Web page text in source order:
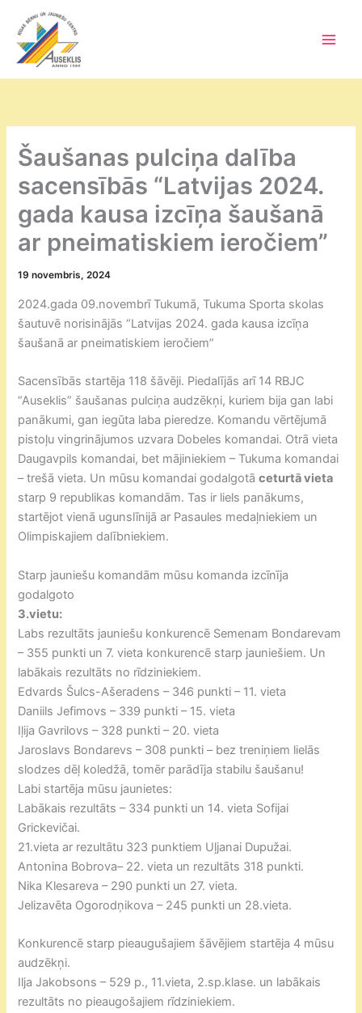
content
Šaušanas pulciņa dalība
sacensībās “Latvijas 2024.
gada kausa izcīņa šaušanā
ar pneimatiskiem ieročiem”
19 novembris, 2024
2024.gada 09.novembrī Tukumā, Tukuma Sporta skolas
šautuvē norisinājās “Latvijas 2024. gada kausa izcīņa
šaušanā ar pneimatiskiem ieročiem”
Sacensībās startēja 118 šāvēji. Piedalījās arī 14 RBJC
“Auseklis” šaušanas pulciņa audzēkņi, kuriem bija gan labi
panākumi, gan iegūta laba pieredze. Komandu vērtējumā
pistoļu vingrinājumos uzvara Dobeles komandai. Otrā vieta
Daugavpils komandai, bet mājiniekiem – Tukuma komandai
– trešā vieta. Un mūsu komandai godalgotāceturtā vieta
starp 9 republikas komandām. Tas ir liels panākums,
startējot vienā ugunslīnijā ar Pasaules medaļniekiem un
Olimpiskajiem dalībniekiem.
Starp jauniešu komandām mūsu komanda izcīnīja
godalgoto
3.vietu:
Labs rezultāts jauniešu konkurencē Semenam Bondarevam
– 355 punkti un 7. vieta konkurencē starp jauniešiem. Un
labākais rezultāts no rīdziniekiem.
Edvards Šulcs-Ašeradens – 346 punkti – 11. vieta
Daniils Jefimovs – 339 punkti – 15. vieta
Iļija Gavrilovs – 328 punkti – 20. vieta
Jaroslavs Bondarevs – 308 punkti – bez treniņiem lielās
slodzes dēļ koledžā, tomēr parādīja stabilu šaušanu!
Labi startēja mūsu jaunietes:
Labākais rezultāts – 334 punkti un 14. vieta Sofijai
Grickevičai.
21.vieta ar rezultātu 323 punktiem Uļjanai Dupužai.
Antonina Bobrova– 22. vieta un rezultāts 318 punkti.
Nika Klesareva – 290 punkti un 27. vieta.
Jelizavēta Ogorodņikova – 245 punkti un 28.vieta.
Konkurencē starp pieaugušajiem šāvējiem startēja 4 mūsu
audzēkņi.
Ilja Jakobsons – 529 p., 11.vieta, 2.sp.klase. un labākais
rezultāts no pieaugošajiem rīdziniekiem.